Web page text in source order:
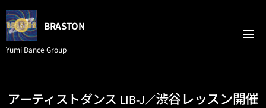
BRASTON
Yumi Dance Group
アーティストダンス LIB-J／渋谷レッスン開催